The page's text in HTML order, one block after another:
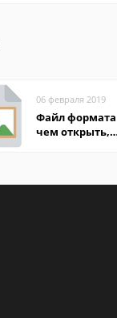
06 февраля 2019
Файл формата
чем открыть,